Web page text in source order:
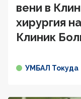
вени в
хирургия
Клиник
УМБАЛ Токуда